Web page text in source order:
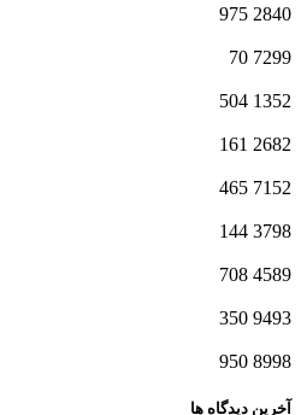
2840
975
7299
70
1352
504
2682
161
7152
465
3798
144
4589
708
9493
350
8998
950
آخرین دیدگاه ها